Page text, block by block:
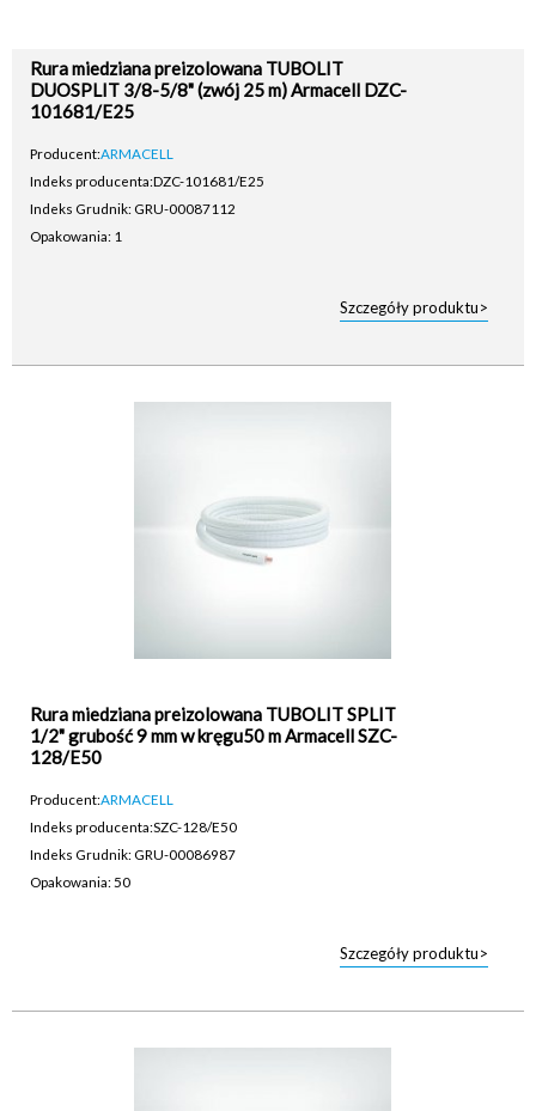
Rura miedziana preizolowana TUBOLIT
DUOSPLIT 3/8-5/8" (zwój 25 m) Armacell DZC-
101681/E25
Producent:ARMACELL
Indeks producenta:DZC-101681/E25
Indeks Grudnik: GRU-00087112
Opakowania: 1
Szczegóły produktu>
Rura miedziana preizolowana TUBOLIT SPLIT
1/2" grubość 9 mm w kręgu50 m Armacell SZC-
128/E50
Producent:ARMACELL
Indeks producenta:SZC-128/E50
Indeks Grudnik: GRU-00086987
Opakowania: 50
Szczegóły produktu>